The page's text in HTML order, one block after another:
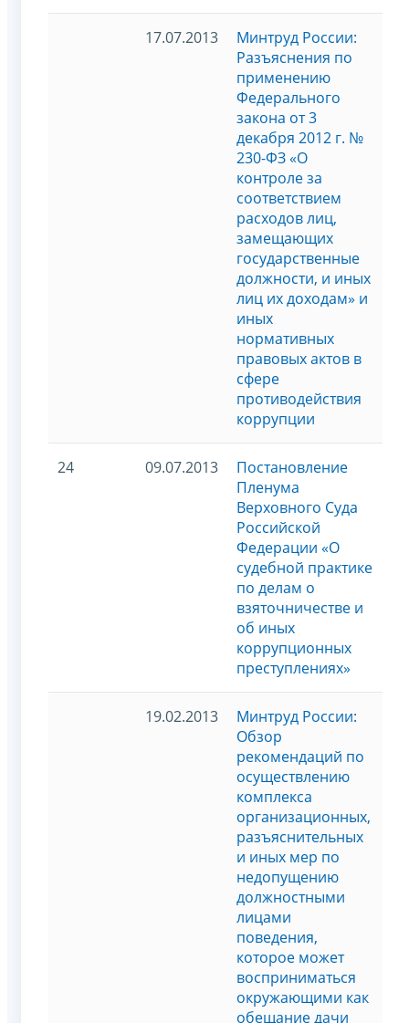
17.07.2013
Минтруд России:
Разъяснения по
применению
Федерального
закона от 3
декабря 2012 г. №
230-ФЗ «О
контроле за
соответствием
расходов лиц,
замещающих
государственные
должности, и иных
лиц их доходам» и
иных
нормативных
правовых актов в
сфере
противодействия
коррупции
24 09.07.2013
Постановление
Пленума
Верховного Суда
Российской
Федерации «О
судебной практике
по делам о
взяточничестве и
об иных
коррупционных
преступлениях»
19.02.2013
Минтруд России:
Обзор
рекомендаций по
осуществлению
комплекса
организационных,
разъяснительных
и иных мер по
недопущению
должностными
лицами
поведения,
которое может
восприниматься
окружающими как
обещание дачи